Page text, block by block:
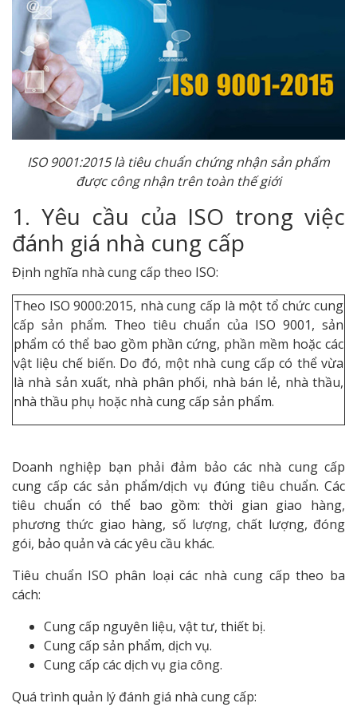
ISO 9001:2015 là tiêu chuẩn chứng nhận sản phẩm
được công nhận trên toàn thế giới
1. Yêu cầu của ISO trong việc
đánh giá nhà cung cấp
Định nghĩa nhà cung cấp theo ISO:
Theo ISO 9000:2015, nhà cung cấp là một tổ chức cung
cấp sản phẩm. Theo tiêu chuẩn của ISO 9001, sản
phẩm có thể bao gồm phần cứng, phần mềm hoặc các
vật liệu chế biến. Do đó, một nhà cung cấp có thể vừa
là nhà sản xuất, nhà phân phối, nhà bán lẻ, nhà thầu,
nhà thầu phụ hoặc nhà cung cấp sản phẩm.
Doanh nghiệp bạn phải đảm bảo các nhà cung cấp
cung cấp các sản phẩm/dịch vụ đúng tiêu chuẩn. Các
tiêu chuẩn có thể bao gồm: thời gian giao hàng,
phương thức giao hàng, số lượng, chất lượng, đóng
gói, bảo quản và các yêu cầu khác.
Tiêu chuẩn ISO phân loại các nhà cung cấp theo ba
cách:
Cung cấp nguyên liệu, vật tư, thiết bị.
Cung cấp sản phẩm, dịch vụ.
Cung cấp các dịch vụ gia công.
Quá trình quản lý đánh giá nhà cung cấp: